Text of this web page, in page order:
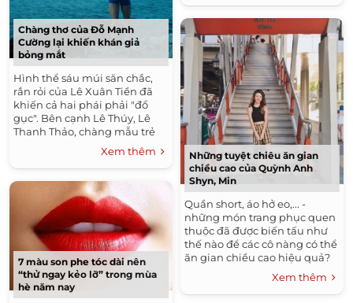
Chàng thơ của Đỗ Mạnh
Cường lại khiến khán giả
bỏng mắt
Hình thể sáu múi săn chắc,
rắn rỏi của Lê Xuân Tiền đã
khiến cả hai phái phải "đổ
gục". Bên cạnh Lê Thúy, Lê
Thanh Thảo, chàng mẫu trẻ
Lê Xuân Tiền đã trở thành
một gương mặt quen thuộc...
Xem thêm
7 màu son phe tóc dài nên
“thử ngay kẻo lỡ” trong mùa
hè năm nay
3 chiếc...
Những tuyệt chiêu ăn gian
chiều cao của Quỳnh Anh
Shyn, Min
Quần short, áo hở eo,... -
những món trang phục quen
thuộc đã được biến tấu như
thế nào để các cô nàng có thể
ăn gian chiều cao hiệu quả?
Nhiều cô nàng vẫn tự ti về
chiều cao khiêm tốn và...
Xem thêm